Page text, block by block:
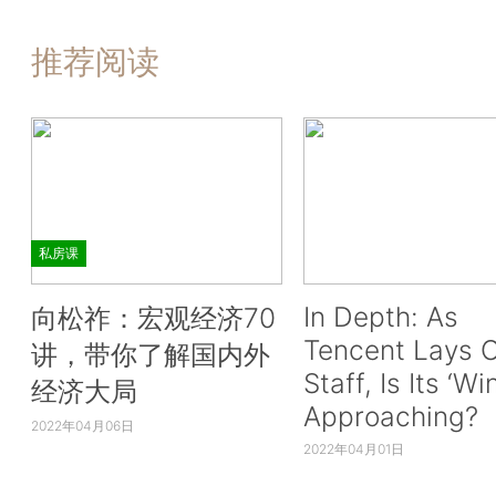
推荐阅读
私房课
向松祚：宏观经济70
讲，带你了解国内外
经济大局
2022年04月06日
In Depth: As
Tencent Lays
Staff, Is Its
Approaching?
2022年04月01日